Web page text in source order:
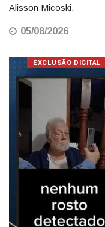
Alisson Micoski.
05/08/2026
EXCLUSÃO DIGITAL